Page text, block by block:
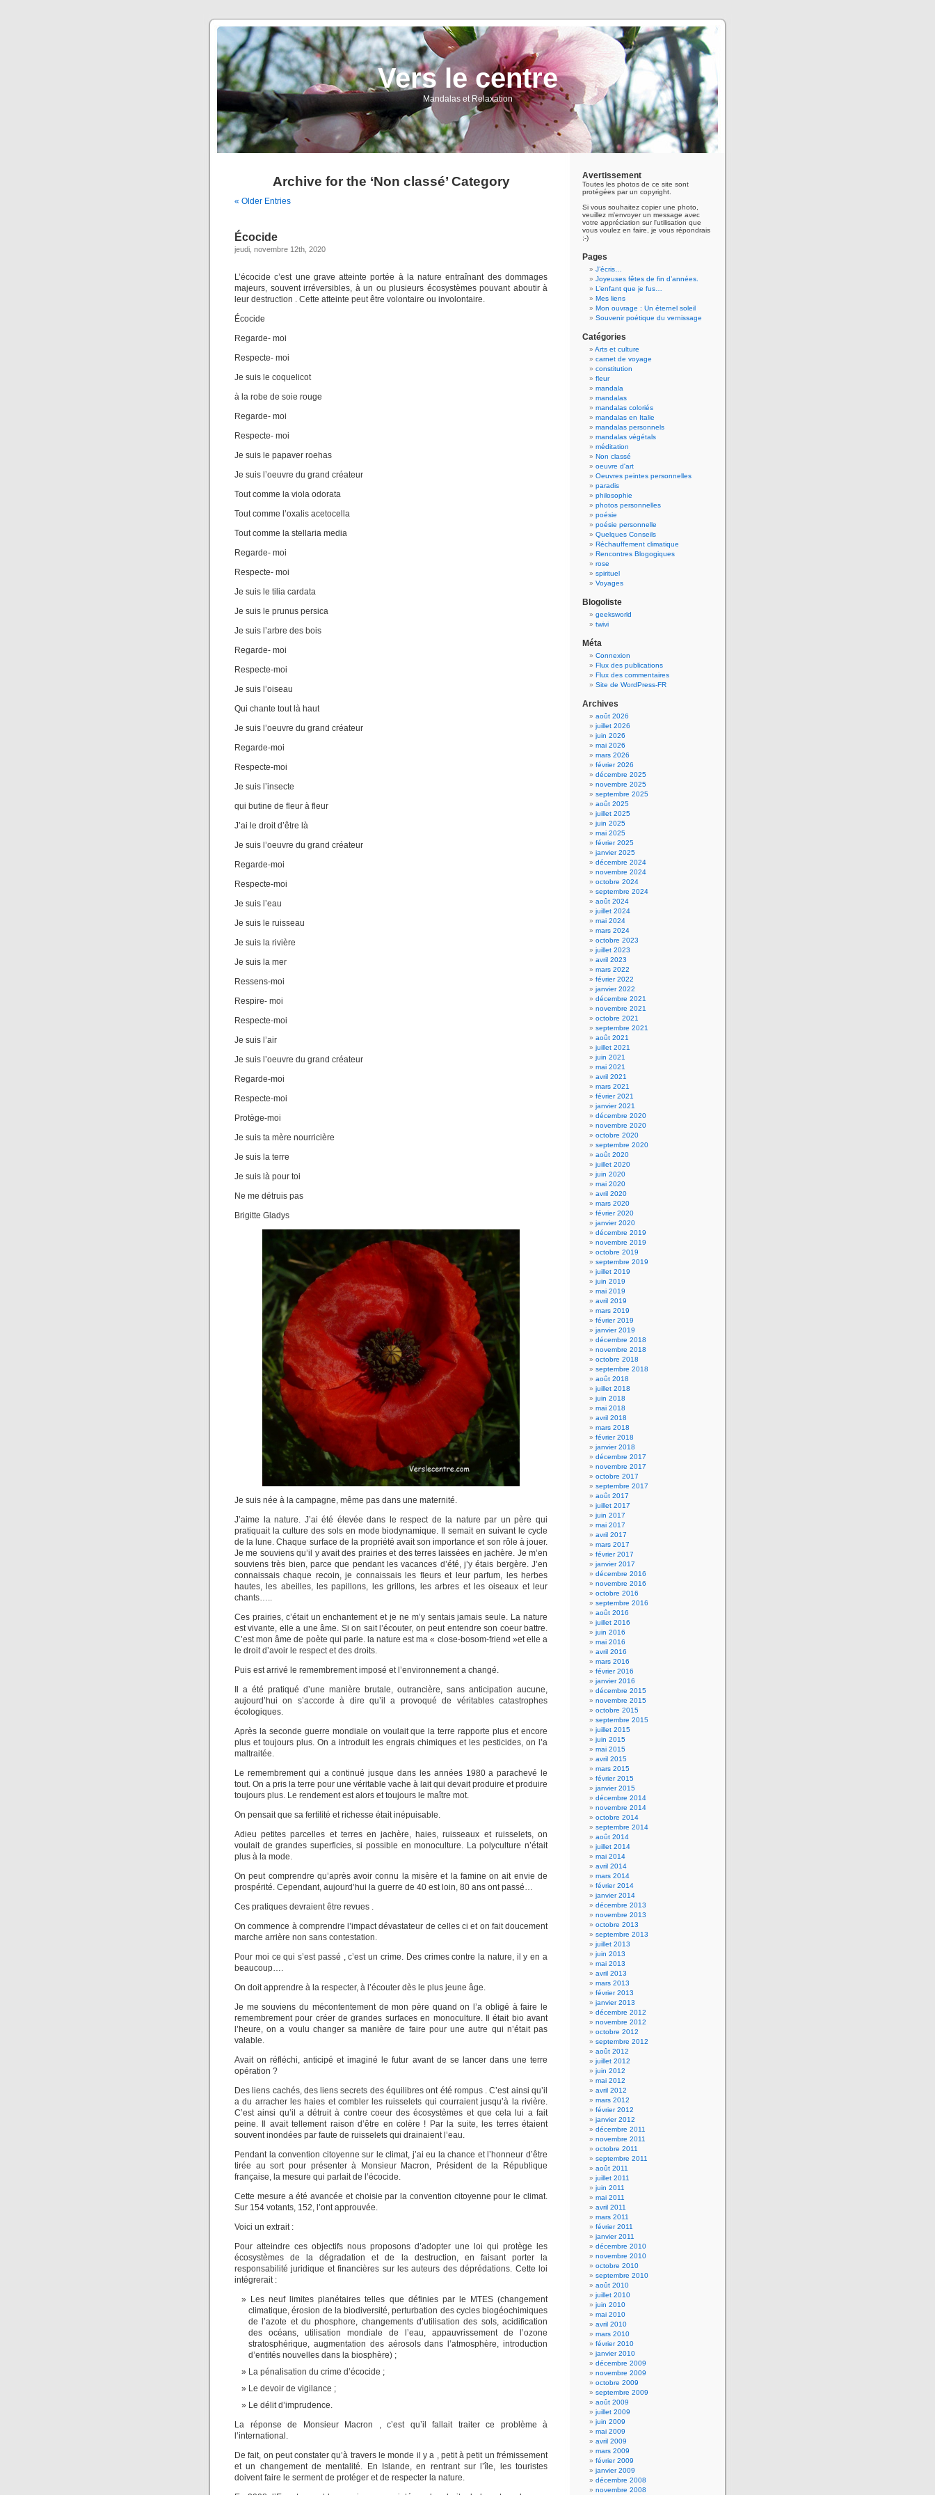
Vers le centre
Mandalas et Relaxation
Archive for the ‘Non classé’ Category
« Older Entries
Écocide
jeudi, novembre 12th, 2020
L’écocide c’est une grave atteinte portée à la nature entraînant des dommages
majeurs, souvent irréversibles, à un ou plusieurs écosystèmes pouvant aboutir à
leur destruction . Cette atteinte peut être volontaire ou involontaire.
Écocide
Regarde- moi
Respecte- moi
Je suis le coquelicot
à la robe de soie rouge
Regarde- moi
Respecte- moi
Je suis le papaver roehas
Je suis l’oeuvre du grand créateur
Tout comme la viola odorata
Tout comme l’oxalis acetocella
Tout comme la stellaria media
Regarde- moi
Respecte- moi
Je suis le tilia cardata
Je suis le prunus persica
Je suis l’arbre des bois
Regarde- moi
Respecte-moi
Je suis l’oiseau
Qui chante tout là haut
Je suis l’oeuvre du grand créateur
Regarde-moi
Respecte-moi
Je suis l’insecte
qui butine de fleur à fleur
J’ai le droit d’être là
Je suis l’oeuvre du grand créateur
Regarde-moi
Respecte-moi
Je suis l’eau
Je suis le ruisseau
Je suis la rivière
Je suis la mer
Ressens-moi
Respire- moi
Respecte-moi
Je suis l’air
Je suis l’oeuvre du grand créateur
Regarde-moi
Respecte-moi
Protège-moi
Je suis ta mère nourricière
Je suis la terre
Je suis là pour toi
Ne me détruis pas
Brigitte Gladys
Je suis née à la campagne, même pas dans une maternité.
J’aime la nature. J’ai été élevée dans le respect de la nature par un père qui
pratiquait la culture des sols en mode biodynamique. Il semait en suivant le cycle
de la lune. Chaque surface de la propriété avait son importance et son rôle à jouer.
Je me souviens qu’il y avait des prairies et des terres laissées en jachère. Je m’en
souviens très bien, parce que pendant les vacances d’été, j’y étais bergère. J’en
connaissais chaque recoin, je connaissais les fleurs et leur parfum, les herbes
hautes, les abeilles, les papillons, les grillons, les arbres et les oiseaux et leur
chants…..
Ces prairies, c’était un enchantement et je ne m’y sentais jamais seule. La nature
est vivante, elle a une âme. Si on sait l’écouter, on peut entendre son coeur battre.
C’est mon âme de poète qui parle. la nature est ma « close-bosom-friend »et elle a
le droit d’avoir le respect et des droits.
Puis est arrivé le remembrement imposé et l’environnement a changé.
Il a été pratiqué d’une manière brutale, outrancière, sans anticipation aucune,
aujourd’hui on s’accorde à dire qu’il a provoqué de véritables catastrophes
écologiques.
Après la seconde guerre mondiale on voulait que la terre rapporte plus et encore
plus et toujours plus. On a introduit les engrais chimiques et les pesticides, on l’a
maltraitée.
Le remembrement qui a continué jusque dans les années 1980 a parachevé le
tout. On a pris la terre pour une véritable vache à lait qui devait produire et produire
toujours plus. Le rendement est alors et toujours le maître mot.
On pensait que sa fertilité et richesse était inépuisable.
Adieu petites parcelles et terres en jachère, haies, ruisseaux et ruisselets, on
voulait de grandes superficies, si possible en monoculture. La polyculture n’était
plus à la mode.
On peut comprendre qu’après avoir connu la misère et la famine on ait envie de
prospérité. Cependant, aujourd’hui la guerre de 40 est loin, 80 ans ont passé…
Ces pratiques devraient être revues .
On commence à comprendre l’impact dévastateur de celles ci et on fait doucement
marche arrière non sans contestation.
Pour moi ce qui s’est passé , c’est un crime. Des crimes contre la nature, il y en a
beaucoup….
On doit apprendre à la respecter, à l’écouter dès le plus jeune âge.
Je me souviens du mécontentement de mon père quand on l’a obligé à faire le
remembrement pour créer de grandes surfaces en monoculture. Il était bio avant
l’heure, on a voulu changer sa manière de faire pour une autre qui n’était pas
valable.
Avait on réfléchi, anticipé et imaginé le futur avant de se lancer dans une terre
opération ?
Des liens cachés, des liens secrets des équilibres ont été rompus . C’est ainsi qu’il
a du arracher les haies et combler les ruisselets qui courraient jusqu’à la rivière.
C’est ainsi qu’il a détruit à contre coeur des écosystèmes et que cela lui a fait
peine. Il avait tellement raison d’être en colère ! Par la suite, les terres étaient
souvent inondées par faute de ruisselets qui drainaient l’eau.
Pendant la convention citoyenne sur le climat, j’ai eu la chance et l’honneur d’être
tirée au sort pour présenter à Monsieur Macron, Président de la République
française, la mesure qui parlait de l’écocide.
Cette mesure a été avancée et choisie par la convention citoyenne pour le climat.
Sur 154 votants, 152, l’ont approuvée.
Voici un extrait :
Pour atteindre ces objectifs nous proposons d’adopter une loi qui protège les
écosystèmes de la dégradation et de la destruction, en faisant porter la
responsabilité juridique et financières sur les auteurs des déprédations. Cette loi
intégrerait :
Les neuf limites planétaires telles que définies par le MTES (changement
climatique, érosion de la biodiversité, perturbation des cycles biogéochimiques
de l’azote et du phosphore, changements d’utilisation des sols, acidification
des océans, utilisation mondiale de l’eau, appauvrissement de l’ozone
stratosphérique, augmentation des aérosols dans l’atmosphère, introduction
d’entités nouvelles dans la biosphère) ;
La pénalisation du crime d’écocide ;
Le devoir de vigilance ;
Le délit d’imprudence.
La réponse de Monsieur Macron , c’est qu’il fallait traiter ce problème à
l’international.
De fait, on peut constater qu’à travers le monde il y a , petit à petit un frémissement
et un changement de mentalité. En Islande, en rentrant sur l’île, les touristes
doivent faire le serment de protéger et de respecter la nature.
Avertissement
Toutes les photos de ce site sont
protégées par un copyright.
Si vous souhaitez copier une photo,
veuillez m'envoyer un message avec
votre appréciation sur l'utilisation que
vous voulez en faire, je vous répondrais
;-)
Pages
J’écris…
Joyeuses fêtes de fin d’années.
L’enfant que je fus…
Mes liens
Mon ouvrage : Un éternel soleil
Souvenir poétique du vernissage
Catégories
Arts et culture
carnet de voyage
constitution
fleur
mandala
mandalas
mandalas coloriés
mandalas en Italie
mandalas personnels
mandalas végétals
méditation
Non classé
oeuvre d'art
Oeuvres peintes personnelles
paradis
philosophie
photos personnelles
poésie
poésie personnelle
Quelques Conseils
Réchauffement climatique
Rencontres Blogogiques
rose
spirituel
Voyages
Blogoliste
geeksworld
twivi
Méta
Connexion
Flux des publications
Flux des commentaires
Site de WordPress-FR
Archives
août 2026
juillet 2026
juin 2026
mai 2026
mars 2026
février 2026
décembre 2025
novembre 2025
septembre 2025
août 2025
juillet 2025
juin 2025
mai 2025
février 2025
janvier 2025
décembre 2024
novembre 2024
octobre 2024
septembre 2024
août 2024
juillet 2024
mai 2024
mars 2024
octobre 2023
juillet 2023
avril 2023
mars 2022
février 2022
janvier 2022
décembre 2021
novembre 2021
octobre 2021
septembre 2021
août 2021
juillet 2021
juin 2021
mai 2021
avril 2021
mars 2021
février 2021
janvier 2021
décembre 2020
novembre 2020
octobre 2020
septembre 2020
août 2020
juillet 2020
juin 2020
mai 2020
avril 2020
mars 2020
février 2020
janvier 2020
décembre 2019
novembre 2019
octobre 2019
septembre 2019
juillet 2019
juin 2019
mai 2019
avril 2019
mars 2019
février 2019
janvier 2019
décembre 2018
novembre 2018
octobre 2018
septembre 2018
août 2018
juillet 2018
juin 2018
mai 2018
avril 2018
mars 2018
février 2018
janvier 2018
décembre 2017
novembre 2017
octobre 2017
septembre 2017
août 2017
juillet 2017
juin 2017
mai 2017
avril 2017
mars 2017
février 2017
janvier 2017
décembre 2016
novembre 2016
octobre 2016
septembre 2016
août 2016
juillet 2016
juin 2016
mai 2016
avril 2016
mars 2016
février 2016
janvier 2016
décembre 2015
novembre 2015
octobre 2015
septembre 2015
juillet 2015
juin 2015
mai 2015
avril 2015
mars 2015
février 2015
janvier 2015
décembre 2014
novembre 2014
octobre 2014
septembre 2014
août 2014
juillet 2014
mai 2014
avril 2014
mars 2014
février 2014
janvier 2014
décembre 2013
novembre 2013
octobre 2013
septembre 2013
juillet 2013
juin 2013
mai 2013
avril 2013
mars 2013
février 2013
janvier 2013
décembre 2012
novembre 2012
octobre 2012
septembre 2012
août 2012
juillet 2012
juin 2012
mai 2012
avril 2012
mars 2012
février 2012
janvier 2012
décembre 2011
novembre 2011
octobre 2011
septembre 2011
août 2011
juillet 2011
juin 2011
mai 2011
avril 2011
mars 2011
février 2011
janvier 2011
décembre 2010
novembre 2010
octobre 2010
septembre 2010
août 2010
juillet 2010
juin 2010
mai 2010
avril 2010
mars 2010
février 2010
janvier 2010
décembre 2009
novembre 2009
octobre 2009
septembre 2009
août 2009
juillet 2009
juin 2009
mai 2009
avril 2009
mars 2009
février 2009
janvier 2009
décembre 2008
novembre 2008